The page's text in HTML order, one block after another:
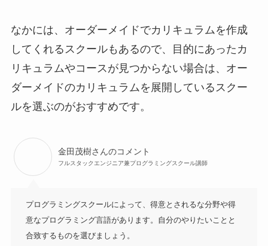
なかには、オーダーメイドでカリキュラムを作成
してくれるスクールもあるので、目的にあったカ
リキュラムやコースが見つからない場合は、オー
ダーメイドのカリキュラムを展開しているスクー
ルを選ぶのがおすすめです。
金田茂樹さんのコメント
フルスタックエンジニア兼プログラミングスクール講師
プログラミングスクールによって、得意とされるな分野や得
意なプログラミング言語があります。自分のやりたいことと
合致するものを選びましょう。